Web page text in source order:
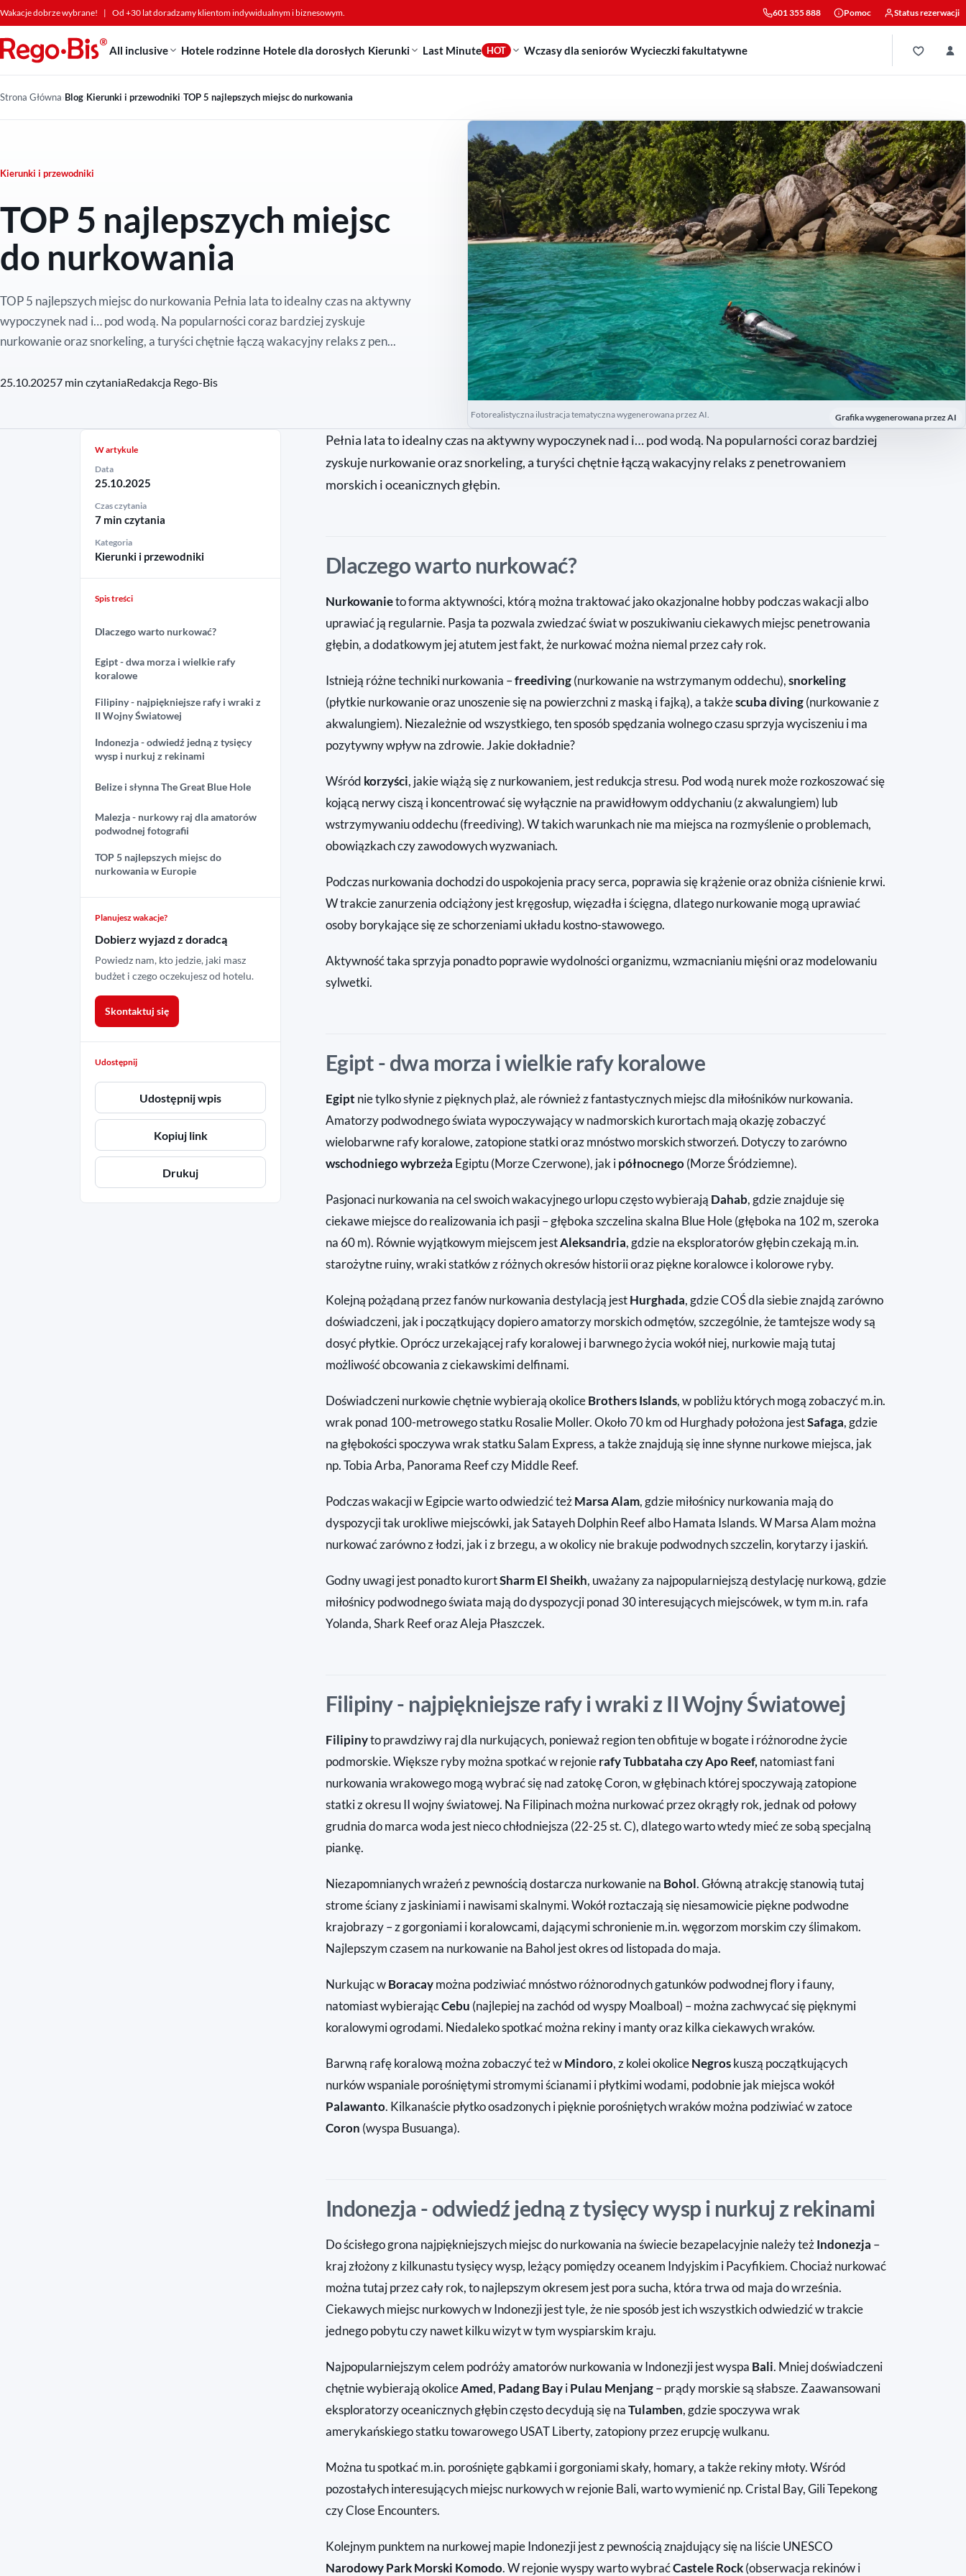
Przejdź do treści
Wakacje dobrze wybrane! | Od +30 lat doradzamy klientom indywidualnym i biznesowym. 601 355 888 Pomoc Status rezerwacji
All inclusive Hotele rodzinne Hotele dla dorosłych Kierunki Last Minute HOT Wczasy dla seniorów Wycieczki fakultatywne
Strona Główna›Blog›Kierunki i przewodniki›TOP 5 najlepszych miejsc do nurkowania
Kierunki i przewodniki
TOP 5 najlepszych miejsc
do nurkowania
TOP 5 najlepszych miejsc do nurkowania Pełnia lata to idealny czas na aktywny
wypoczynek nad i… pod wodą. Na popularności coraz bardziej zyskuje
nurkowanie oraz snorkeling, a turyści chętnie łączą wakacyjny relaks z pen...
25.10.20257 min czytaniaRedakcja Rego-Bis
Fotorealistyczna ilustracja tematyczna wygenerowana przez AI. Grafika wygenerowana przez AI
W artykule
Data
25.10.2025
Czas czytania
7 min czytania
Kategoria
Kierunki i przewodniki
Spis treści
Dlaczego warto nurkować?
Egipt - dwa morza i wielkie rafy
koralowe
Filipiny - najpiękniejsze rafy i wraki z
II Wojny Światowej
Indonezja - odwiedź jedną z tysięcy
wysp i nurkuj z rekinami
Belize i słynna The Great Blue Hole
Malezja - nurkowy raj dla amatorów
podwodnej fotografii
TOP 5 najlepszych miejsc do
nurkowania w Europie
Planujesz wakacje?
Dobierz wyjazd z doradcą
Powiedz nam, kto jedzie, jaki masz
budżet i czego oczekujesz od hotelu.
Skontaktuj się
Udostępnij
Udostępnij wpis
Kopiuj link
Drukuj
Pełnia lata to idealny czas na aktywny wypoczynek nad i… pod wodą. Na popularności coraz bardziej
zyskuje nurkowanie oraz snorkeling, a turyści chętnie łączą wakacyjny relaks z penetrowaniem
morskich i oceanicznych głębin.
Dlaczego warto nurkować?
Nurkowanieto forma aktywności, którą można traktować jako okazjonalne hobby podczas wakacji albo
uprawiać ją regularnie. Pasja ta pozwala zwiedzać świat w poszukiwaniu ciekawych miejsc penetrowania
głębin, a dodatkowym jej atutem jest fakt, że nurkować można niemal przez cały rok.
Istnieją różne techniki nurkowania –freediving(nurkowanie na wstrzymanym oddechu),snorkeling
(płytkie nurkowanie oraz unoszenie się na powierzchni z maską i fajką), a takżescuba diving(nurkowanie z
akwalungiem). Niezależnie od wszystkiego, ten sposób spędzania wolnego czasu sprzyja wyciszeniu i ma
pozytywny wpływ na zdrowie. Jakie dokładnie?
Wśród korzyści, jakie wiążą się z nurkowaniem, jest redukcja stresu. Pod wodą nurek może rozkoszować się
kojącą nerwy ciszą i koncentrować się wyłącznie na prawidłowym oddychaniu (z akwalungiem) lub
wstrzymywaniu oddechu (freediving). W takich warunkach nie ma miejsca na rozmyślenie o problemach,
obowiązkach czy zawodowych wyzwaniach.
Podczas nurkowania dochodzi do uspokojenia pracy serca, poprawia się krążenie oraz obniża ciśnienie krwi.
W trakcie zanurzenia odciążony jest kręgosłup, więzadła i ścięgna, dlatego nurkowanie mogą uprawiać
osoby borykające się ze schorzeniami układu kostno-stawowego.
Aktywność taka sprzyja ponadto poprawie wydolności organizmu, wzmacnianiu mięśni oraz modelowaniu
sylwetki.
Egipt - dwa morza i wielkie rafy koralowe
Egipt nie tylko słynie z pięknych plaż, ale również z fantastycznych miejsc dla miłośników nurkowania.
Amatorzy podwodnego świata wypoczywający w nadmorskich kurortach mają okazję zobaczyć
wielobarwne rafy koralowe, zatopione statki oraz mnóstwo morskich stworzeń. Dotyczy to zarówno
wschodniego wybrzeża Egiptu (Morze Czerwone), jak ipółnocnego(Morze Śródziemne).
Pasjonaci nurkowania na cel swoich wakacyjnego urlopu często wybierają Dahab, gdzie znajduje się
ciekawe miejsce do realizowania ich pasji – głęboka szczelina skalna Blue Hole (głęboka na 102 m, szeroka
na 60 m). Równie wyjątkowym miejscem jestAleksandria, gdzie na eksploratorów głębin czekają m.in.
starożytne ruiny, wraki statków z różnych okresów historii oraz piękne koralowce i kolorowe ryby.
Kolejną pożądaną przez fanów nurkowania destylacją jestHurghada, gdzie COŚ dla siebie znajdą zarówno
doświadczeni, jak i początkujący dopiero amatorzy morskich odmętów, szczególnie, że tamtejsze wody są
dosyć płytkie. Oprócz urzekającej rafy koralowej i barwnego życia wokół niej, nurkowie mają tutaj
możliwość obcowania z ciekawskimi delfinami.
Doświadczeni nurkowie chętnie wybierają okoliceBrothers Islands, w pobliżu których mogą zobaczyć m.in.
wrak ponad 100-metrowego statku Rosalie Moller. Około 70 km od Hurghady położona jestSafaga, gdzie
na głębokości spoczywa wrak statku Salam Express, a także znajdują się inne słynne nurkowe miejsca, jak
np. Tobia Arba, Panorama Reef czy Middle Reef.
Podczas wakacji w Egipcie warto odwiedzić teżMarsa Alam, gdzie miłośnicy nurkowania mają do
dyspozycji tak urokliwe miejscówki, jak Satayeh Dolphin Reef albo Hamata Islands. W Marsa Alam można
nurkować zarówno z łodzi, jak i z brzegu, a w okolicy nie brakuje podwodnych szczelin, korytarzy i jaskiń.
Godny uwagi jest ponadto kurortSharm El Sheikh, uważany za najpopularniejszą destylację nurkową, gdzie
miłośnicy podwodnego świata mają do dyspozycji ponad 30 interesujących miejscówek, w tym m.in. rafa
Yolanda, Shark Reef oraz Aleja Płaszczek.
Filipiny - najpiękniejsze rafy i wraki z II Wojny Światowej
Filipinyto prawdziwy raj dla nurkujących, ponieważ region ten obfituje w bogate i różnorodne życie
podmorskie. Większe ryby można spotkać w rejonierafy Tubbataha czy Apo Reef,natomiast fani
nurkowania wrakowego mogą wybrać się nad zatokę Coron, w głębinach której spoczywają zatopione
statki z okresu II wojny światowej. Na Filipinach można nurkować przez okrągły rok, jednak od połowy
grudnia do marca woda jest nieco chłodniejsza (22-25 st. C), dlatego warto wtedy mieć ze sobą specjalną
piankę.
Niezapomnianych wrażeń z pewnością dostarcza nurkowanie na Bohol. Główną atrakcję stanowią tutaj
strome ściany z jaskiniami i nawisami skalnymi. Wokół roztaczają się niesamowicie piękne podwodne
krajobrazy – z gorgoniami i koralowcami, dającymi schronienie m.in. węgorzom morskim czy ślimakom.
Najlepszym czasem na nurkowanie na Bahol jest okres od listopada do maja.
Nurkując wBoracaymożna podziwiać mnóstwo różnorodnych gatunków podwodnej flory i fauny,
natomiast wybierającCebu (najlepiej na zachód od wyspy Moalboal) – można zachwycać się pięknymi
koralowymi ogrodami. Niedaleko spotkać można rekiny i manty oraz kilka ciekawych wraków.
Barwną rafę koralową można zobaczyć też wMindoro, z kolei okoliceNegroskuszą początkujących
nurków wspaniale porośniętymi stromymi ścianami i płytkimi wodami, podobnie jak miejsca wokół
Palawanto. Kilkanaście płytko osadzonych i pięknie porośniętych wraków można podziwiać w zatoce
Coron (wyspa Busuanga).
Indonezja - odwiedź jedną z tysięcy wysp i nurkuj z rekinami
Do ścisłego grona najpiękniejszych miejsc do nurkowania na świecie bezapelacyjnie należy teżIndonezja –
kraj złożony z kilkunastu tysięcy wysp, leżący pomiędzy oceanem Indyjskim i Pacyfikiem. Chociaż nurkować
można tutaj przez cały rok, to najlepszym okresem jest pora sucha, która trwa od maja do września.
Ciekawych miejsc nurkowych w Indonezji jest tyle, że nie sposób jest ich wszystkich odwiedzić w trakcie
jednego pobytu czy nawet kilku wizyt w tym wyspiarskim kraju.
Najpopularniejszym celem podróży amatorów nurkowania w Indonezji jest wyspa Bali. Mniej doświadczeni
chętnie wybierają okoliceAmed, Padang BayiPulau Menjang– prądy morskie są słabsze. Zaawansowani
eksploratorzy oceanicznych głębin często decydują się naTulamben, gdzie spoczywa wrak
amerykańskiego statku towarowego USAT Liberty, zatopiony przez erupcję wulkanu.
Można tu spotkać m.in. porośnięte gąbkami i gorgoniami skały, homary, a także rekiny młoty. Wśród
pozostałych interesujących miejsc nurkowych w rejonie Bali, warto wymienić np. Cristal Bay, Gili Tepekong
czy Close Encounters.
Kolejnym punktem na nurkowej mapie Indonezji jest z pewnością znajdujący się na liście UNESCO
Narodowy Park Morski Komodo. W rejonie wyspy warto wybraćCastele Rock(obserwacja rekinów i